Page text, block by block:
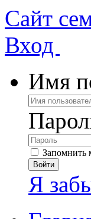
Сайт
Вход
Имя
Запомнить
Я